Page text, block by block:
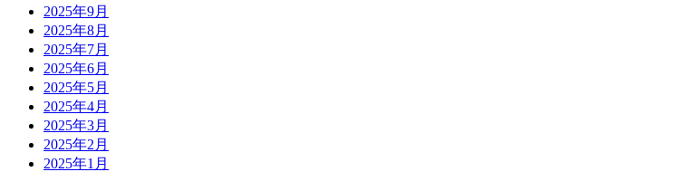
2025年9月
2025年8月
2025年7月
2025年6月
2025年5月
2025年4月
2025年3月
2025年2月
2025年1月